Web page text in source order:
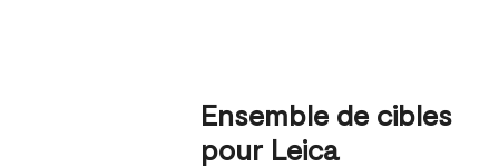
Ensemble de cibles
pour Leica